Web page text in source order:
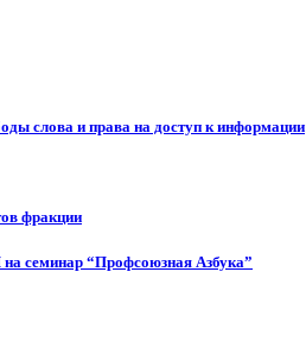
слова и права на доступ к информации
фракции
семинар “Профсоюзная Азбука”